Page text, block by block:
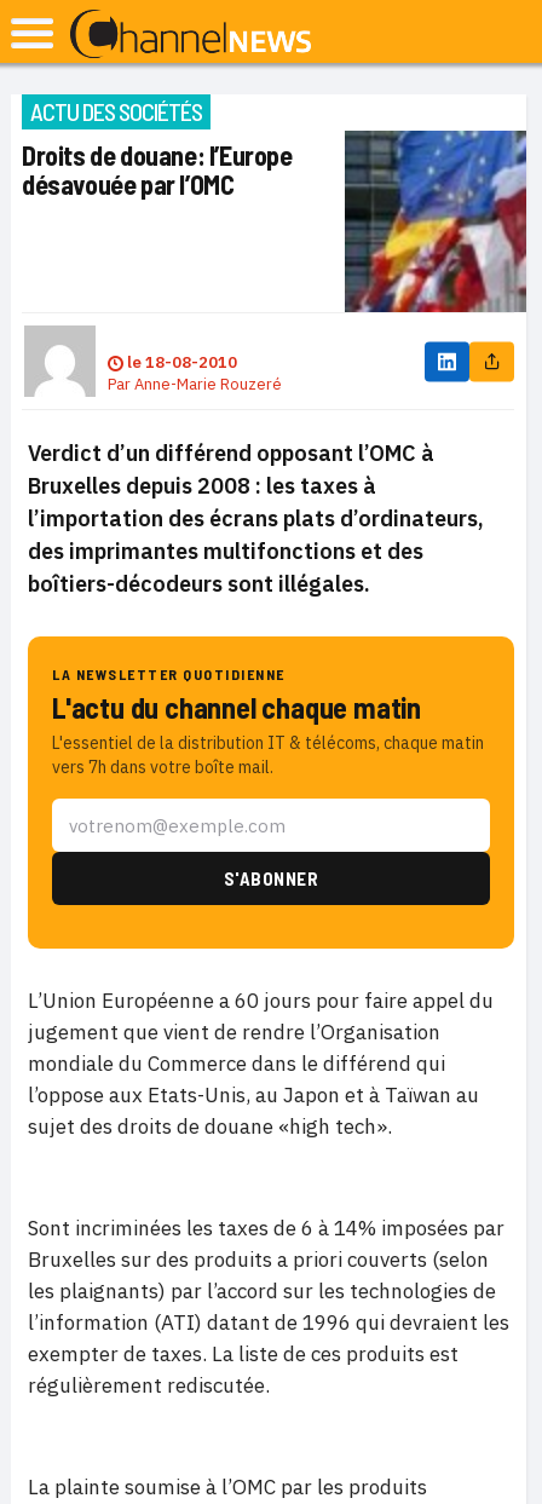
ACTU DES SOCIÉTÉS
Droits de douane: l’Europe
désavouée par l’OMC
le18-08-2010
ParAnne-Marie Rouzeré
Verdict d’un différend opposant l’OMC à
Bruxelles depuis 2008 : les taxes à
l’importation des écrans plats d’ordinateurs,
des imprimantes multifonctions et des
boîtiers-décodeurs sont illégales.
LA NEWSLETTER QUOTIDIENNE
L'actu du channel chaque matin
L'essentiel de la distribution IT & télécoms, chaque matin
vers 7h dans votre boîte mail.
L’Union Européenne a 60 jours pour faire appel du
jugement que vient de rendre l’Organisation
mondiale du Commerce dans le différend qui
l’oppose aux Etats-Unis, au Japon et à Taïwan au
sujet des droits de douane «high tech».
Sont incriminées les taxes de 6 à 14% imposées par
Bruxelles sur des produits a priori couverts (selon
les plaignants) par l’accord sur les technologies de
l’information (ATI) datant de 1996 qui devraient les
exempter de taxes. La liste de ces produits est
régulièrement rediscutée.
La plainte soumise à l’OMC par les produits